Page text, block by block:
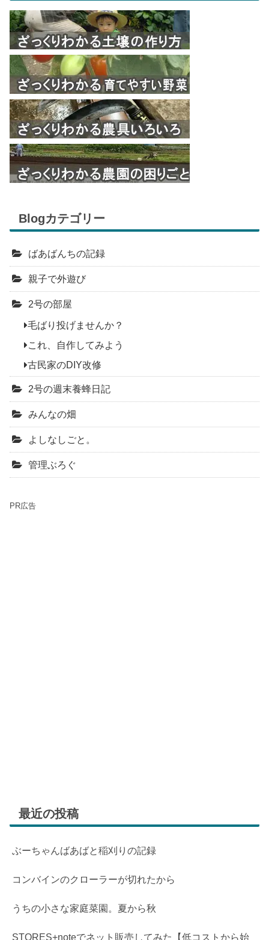
Blogカテゴリー
ばあばんちの記録
親子で外遊び
2号の部屋
毛ばり投げませんか？
これ、自作してみよう
古民家のDIY改修
2号の週末養蜂日記
みんなの畑
よしなしごと。
管理ぶろぐ
PR広告
最近の投稿
ぶーちゃんばあばと稲刈りの記録
コンバインのクローラーが切れたから
うちの小さな家庭菜園。夏から秋
STORES+noteでネット販売してみた【低コストから始